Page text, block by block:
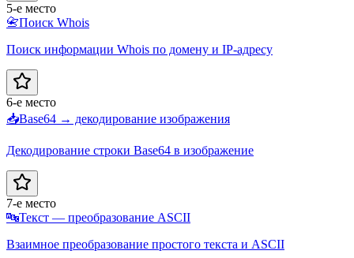
5-е место
📇Поиск Whois
Поиск информации Whois по домену и IP-адресу
6-е место
📥Base64 → декодирование изображения
Декодирование строки Base64 в изображение
7-е место
🔤Текст — преобразование ASCII
Взаимное преобразование простого текста и ASCII